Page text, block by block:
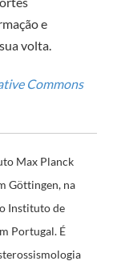
e
volta.
Commons
Max Planck
Göttingen, na
Instituto de
Portugal. É